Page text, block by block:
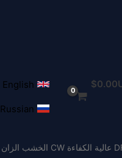
$0.00
English
Russian